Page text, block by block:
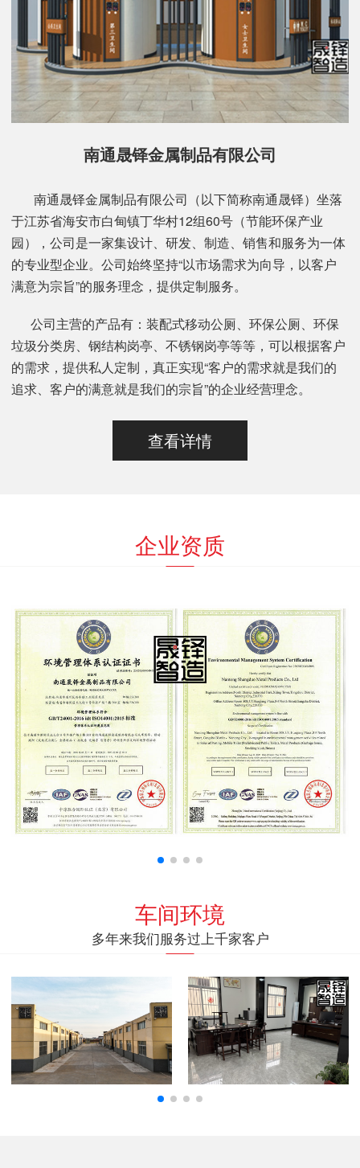
南通晟铎金属制品有限公司
南通晟铎金属制品有限公司（以下简称南通晟铎）坐落
于江苏省海安市白甸镇丁华村12组60号（节能环保产业
园），公司是一家集设计、研发、制造、销售和服务为一体
的专业型企业。公司始终坚持“以市场需求为向导，以客户
满意为宗旨”的服务理念，提供定制服务。
公司主营的产品有：装配式移动公厕、环保公厕、环保
垃圾分类房、钢结构岗亭、不锈钢岗亭等等，可以根据客户
的需求，提供私人定制，真正实现“客户的需求就是我们的
追求、客户的满意就是我们的宗旨”的企业经营理念。
查看详情
企业资质
车间环境
多年来我们服务过上千家客户